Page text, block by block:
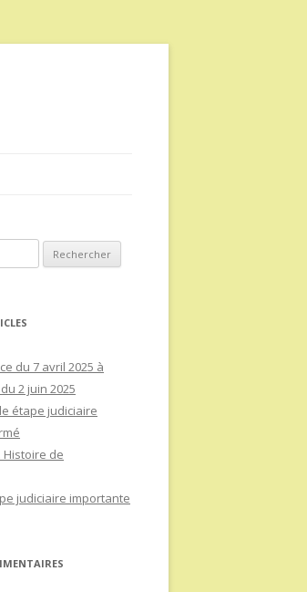
du 7 avril 2025 à
2 juin 2025
étape judiciaire
Histoire de
judiciaire importante